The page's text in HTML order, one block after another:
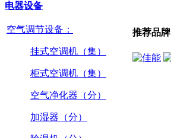
电器设备
空气调节设备：
挂式空调机（集）
柜式空调机（集）
空气净化器（分）
加湿器（分）
推荐品牌